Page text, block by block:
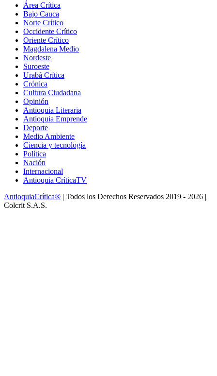
Área Crítica
Bajo Cauca
Norte Crítico
Occidente Crítico
Oriente Crítico
Magdalena Medio
Nordeste
Suroeste
Urabá Crítica
Crónica
Cultura Ciudadana
Opinión
Antioquia Literaria
Antioquia Emprende
Deporte
Medio Ambiente
Ciencia y tecnología
Política
Nación
Internacional
Antioquia CríticaTV
AntioquiaCrítica® | Todos los Derechos Reservados 2019 - 2026 |
Colcrit S.A.S.